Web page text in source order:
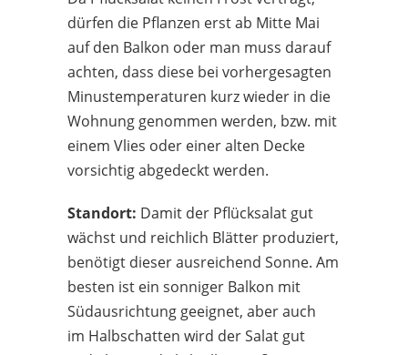
dürfen die Pflanzen erst ab Mitte Mai
auf den Balkon oder man muss darauf
achten, dass diese bei vorhergesagten
Minustemperaturen kurz wieder in die
Wohnung genommen werden, bzw. mit
einem Vlies oder einer alten Decke
vorsichtig abgedeckt werden.
Standort: Damit der Pflücksalat gut
wächst und reichlich Blätter produziert,
benötigt dieser ausreichend Sonne. Am
besten ist ein sonniger Balkon mit
Südausrichtung geeignet, aber auch
im Halbschatten wird der Salat gut